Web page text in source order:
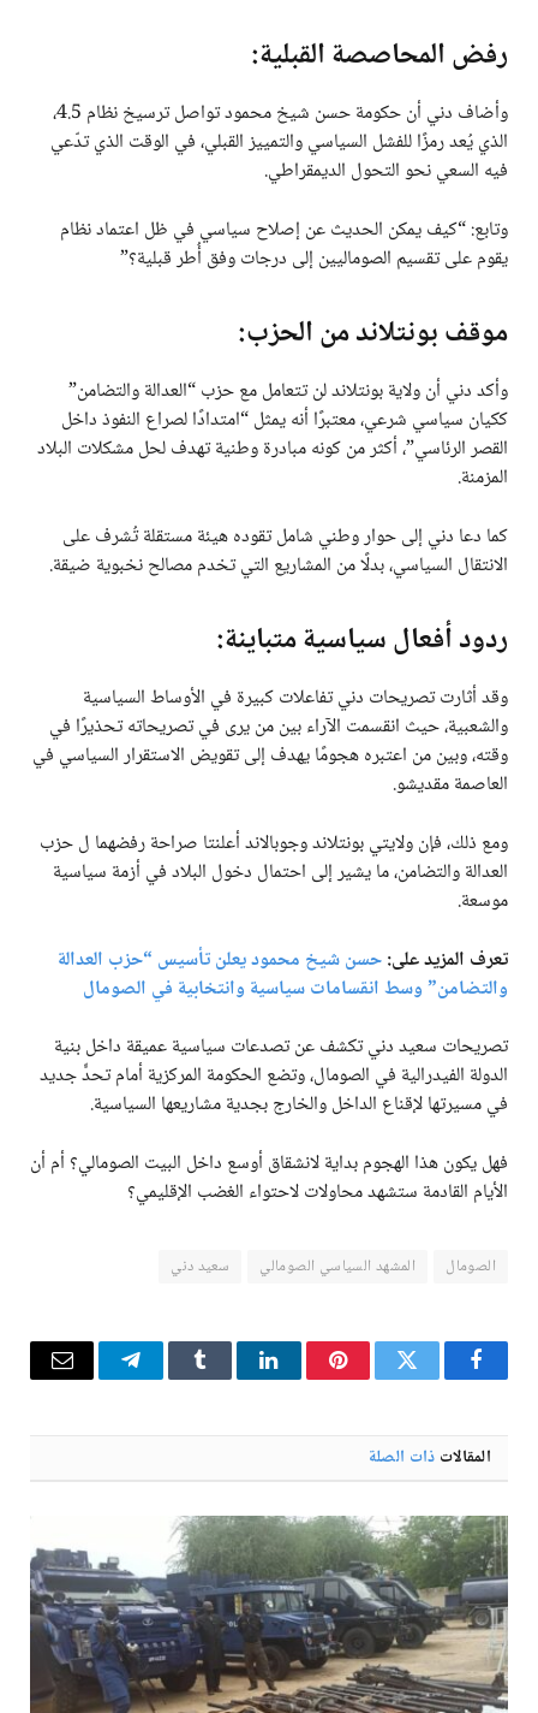
رفض المحاصصة القبلية:
وأضاف دني أن حكومة حسن شيخ محمود تواصل ترسيخ نظام 4.5،
الذي يُعد رمزًا للفشل السياسي والتمييز القبلي، في الوقت الذي تدّعي
فيه السعي نحو التحول الديمقراطي.
وتابع: “كيف يمكن الحديث عن إصلاح سياسي في ظل اعتماد نظام
يقوم على تقسيم الصوماليين إلى درجات وفق أُطر قبلية؟”
موقف بونتلاند من الحزب:
وأكد دني أن ولاية بونتلاند لن تتعامل مع حزب “العدالة والتضامن”
ككيان سياسي شرعي، معتبرًا أنه يمثل “امتدادًا لصراع النفوذ داخل
القصر الرئاسي”، أكثر من كونه مبادرة وطنية تهدف لحل مشكلات البلاد
المزمنة.
كما دعا دني إلى حوار وطني شامل تقوده هيئة مستقلة تُشرف على
الانتقال السياسي، بدلًا من المشاريع التي تخدم مصالح نخبوية ضيقة.
ردود أفعال سياسية متباينة:
وقد أثارت تصريحات دني تفاعلات كبيرة في الأوساط السياسية
والشعبية، حيث انقسمت الآراء بين من يرى في تصريحاته تحذيرًا في
وقته، وبين من اعتبره هجومًا يهدف إلى تقويض الاستقرار السياسي في
العاصمة مقديشو.
ومع ذلك، فإن ولايتي بونتلاند وجوبالاند أعلنتا صراحة رفضهما ل حزب
العدالة والتضامن، ما يشير إلى احتمال دخول البلاد في أزمة سياسية
موسعة.
تعرف المزيد على:حسن شيخ محمود يعلن تأسيس “حزب العدالة
والتضامن” وسط انقسامات سياسية وانتخابية في الصومال
تصريحات سعيد دني تكشف عن تصدعات سياسية عميقة داخل بنية
الدولة الفيدرالية في الصومال، وتضع الحكومة المركزية أمام تحدٍّ جديد
في مسيرتها لإقناع الداخل والخارج بجدية مشاريعها السياسية.
فهل يكون هذا الهجوم بداية لانشقاق أوسع داخل البيت الصومالي؟ أم أن
الأيام القادمة ستشهد محاولات لاحتواء الغضب الإقليمي؟
الصومال المشهد السياسي الصومالي سعيد دني
فيسبوكتويتر بينتيريستلينكدإن Tumblr تيلقرام البريد
المقالات ذات الصلة